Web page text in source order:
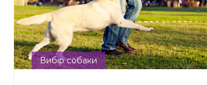
Вибір собаки